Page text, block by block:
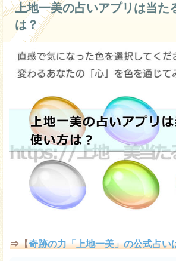
上地一美の占いアプリは当た
は？
⇒【奇跡の力「上地一美」の公式占い